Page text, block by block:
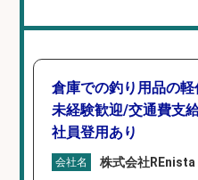
倉庫での釣り用品の
未経験歓迎/交通費支
社員登用あり
会社名 株式会社REnista